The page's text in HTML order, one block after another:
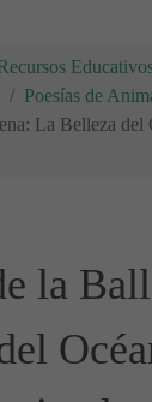
Poesías de
La Belleza del
la